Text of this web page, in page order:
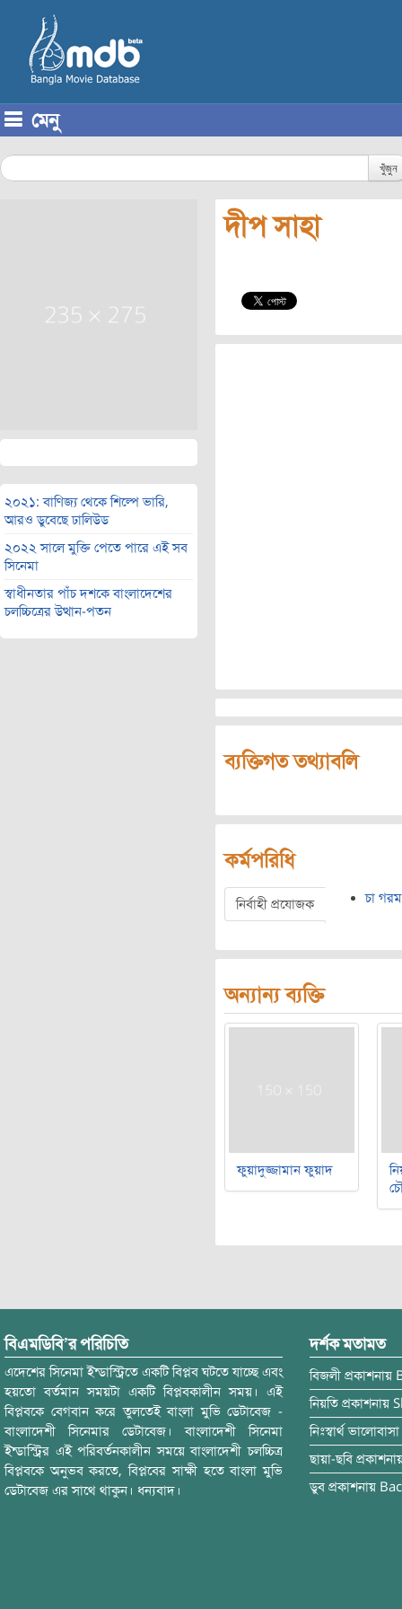
মেনু
খুঁজুন
২০২১: বাণিজ্য থেকে শিল্পে ভারি,
আরও ডুবেছে ঢালিউড
২০২২ সালে মুক্তি পেতে পারে এই সব
সিনেমা
স্বাধীনতার পাঁচ দশকে বাংলাদেশের
চলচ্চিত্রের উত্থান-পতন
দীপ সাহা
ব্যক্তিগত তথ্যাবলি
কর্মপরিধি
নির্বাহী প্রযোজক চা গরম
অন্যান্য ব্যক্তি
ফুয়াদুজ্জামান ফুয়াদ
বিএমডিবি’র পরিচিতি
এদেশের সিনেমা ইন্ডাস্ট্রিতে একটি বিপ্লব ঘটতে যাচ্ছে এবং
হয়তো বর্তমান সময়টা একটি বিপ্লবকালীন সময়। এই
বিপ্লবকে বেগবান করে তুলতেই বাংলা মুভি ডেটাবেজ -
বাংলাদেশী সিনেমার ডেটাবেজ। বাংলাদেশী সিনেমা
ইন্ডাস্ট্রির এই পরিবর্তনকালীন সময়ে বাংলাদেশী চলচ্চিত্র
বিপ্লবকে অনুভব করতে, বিপ্লবের সাক্ষী হতে বাংলা মুভি
ডেটাবেজ এর সাথে থাকুন। ধন্যবাদ।
দর্শক মতামত
বিজলী প্রকাশনায়
নিয়তি প্রকাশনায়
নিঃস্বার্থ ভালোবাসা
ছায়া-ছবি
ডুব প্রকাশনায়